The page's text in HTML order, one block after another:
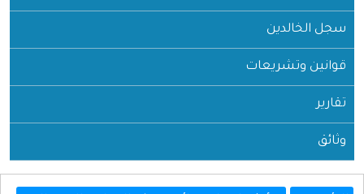
سجل الخالدين
قوانين وتشريعات
تقارير
وثائق